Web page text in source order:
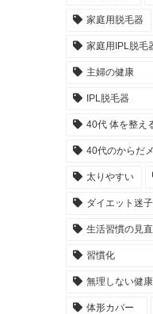
家庭用脱毛器
家庭用IPL脱毛
主婦の健康
IPL脱毛器
40代 体を整え
40代のからだ
太りやすい
ダイエット迷子
生活習慣の見
習慣化
無理しない健
体形カバー